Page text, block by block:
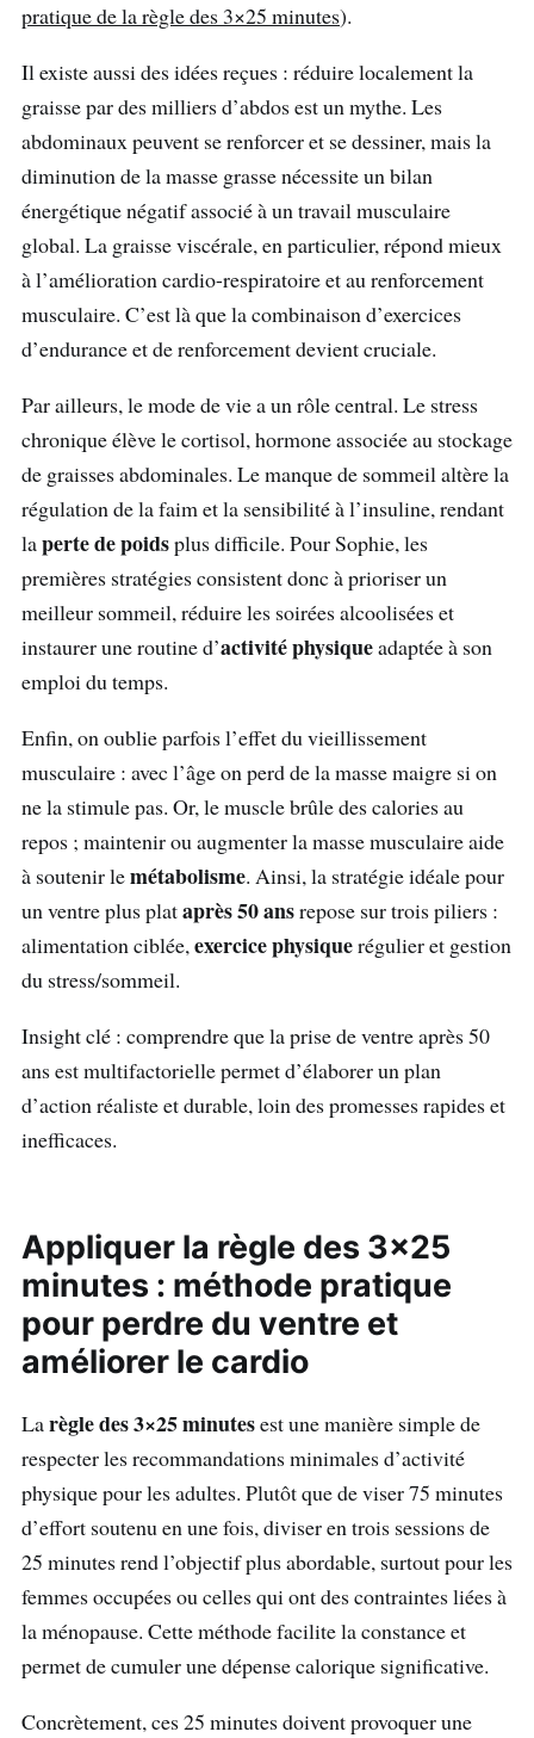
pratique de la règle des 3×25 minutes).
Il existe aussi des idées reçues : réduire localement la
graisse par des milliers d’abdos est un mythe. Les
abdominaux peuvent se renforcer et se dessiner, mais la
diminution de la masse grasse nécessite un bilan
énergétique négatif associé à un travail musculaire
global. La graisse viscérale, en particulier, répond mieux
à l’amélioration cardio-respiratoire et au renforcement
musculaire. C’est là que la combinaison d’exercices
d’endurance et de renforcement devient cruciale.
Par ailleurs, le mode de vie a un rôle central. Le stress
chronique élève le cortisol, hormone associée au stockage
de graisses abdominales. Le manque de sommeil altère la
régulation de la faim et la sensibilité à l’insuline, rendant
laperte de poidsplus difficile. Pour Sophie, les
premières stratégies consistent donc à prioriser un
meilleur sommeil, réduire les soirées alcoolisées et
instaurer une routine d’activité physiqueadaptée à son
emploi du temps.
Enfin, on oublie parfois l’effet du vieillissement
musculaire : avec l’âge on perd de la masse maigre si on
ne la stimule pas. Or, le muscle brûle des calories au
repos ; maintenir ou augmenter la masse musculaire aide
à soutenir lemétabolisme. Ainsi, la stratégie idéale pour
un ventre plus plataprès 50 ansrepose sur trois piliers :
alimentation ciblée,exercice physiquerégulier et gestion
du stress/sommeil.
Insight clé : comprendre que la prise de ventre après 50
ans est multifactorielle permet d’élaborer un plan
d’action réaliste et durable, loin des promesses rapides et
inefficaces.
Appliquer la règle des 3×25
minutes : méthode pratique
pour perdre du ventre et
améliorer le cardio
Larègle des 3×25 minutesest une manière simple de
respecter les recommandations minimales d’activité
physique pour les adultes. Plutôt que de viser 75 minutes
d’effort soutenu en une fois, diviser en trois sessions de
25 minutes rend l’objectif plus abordable, surtout pour les
femmes occupées ou celles qui ont des contraintes liées à
la ménopause. Cette méthode facilite la constance et
permet de cumuler une dépense calorique significative.
Concrètement, ces 25 minutes doivent provoquer une